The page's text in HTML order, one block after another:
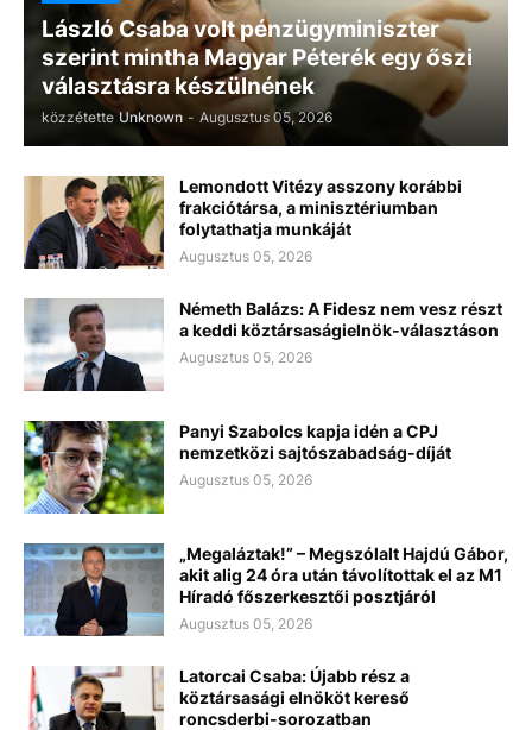
László Csaba volt pénzügyminiszter
szerint mintha Magyar Péterék egy őszi
választásra készülnének
közzétette Unknown - Augusztus 05, 2026
Lemondott Vitézy asszony korábbi
frakciótársa, a minisztériumban
folytathatja munkáját
Augusztus 05, 2026
Németh Balázs: A Fidesz nem vesz részt
a keddi köztársaságielnök-választáson
Augusztus 05, 2026
Panyi Szabolcs kapja idén a CPJ
nemzetközi sajtószabadság-díját
Augusztus 05, 2026
„Megaláztak!” – Megszólalt Hajdú Gábor,
akit alig 24 óra után távolítottak el az M1
Híradó főszerkesztői posztjáról
Augusztus 05, 2026
Latorcai Csaba: Újabb rész a
köztársasági elnököt kereső
roncsderbi-sorozatban